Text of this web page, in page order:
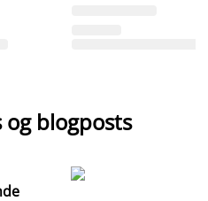
og blogposts